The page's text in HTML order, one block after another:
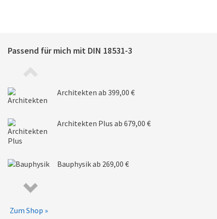
Passend für mich mit DIN 18531-3
Architekten ab 399,00 €
Architekten Plus ab 679,00 €
Bauphysikab 269,00 €
Zum Shop »